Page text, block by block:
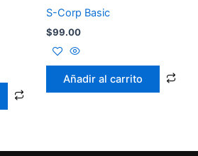
S-Corp Basic
$99.00
Añadir al carrito